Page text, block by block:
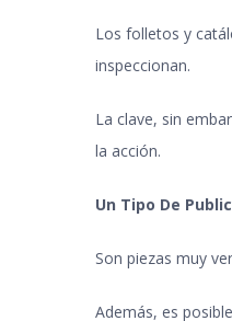
Los folletos y
inspeccionan.
La clave, sin
la acción.
Un Tipo De
Son piezas muy
Además, es